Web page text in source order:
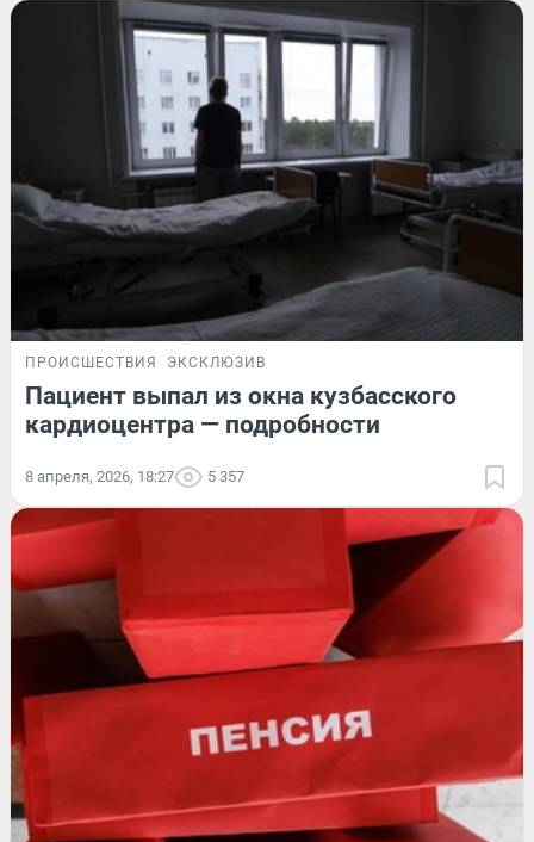
ПРОИСШЕСТВИЯ ЭКСКЛЮЗИВ
Пациент выпал из окна кузбасского
кардиоцентра — подробности
8 апреля, 2026, 18:27 5 357